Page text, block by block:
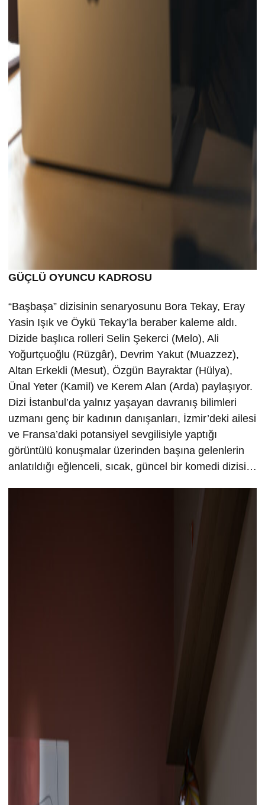
GÜÇLÜ OYUNCU KADROSU
“Başbaşa” dizisinin senaryosunu Bora Tekay, Eray
Yasin Işık ve Öykü Tekay’la beraber kaleme aldı.
Dizide başlıca rolleri Selin Şekerci (Melo), Ali
Yoğurtçuoğlu (Rüzgâr), Devrim Yakut (Muazzez),
Altan Erkekli (Mesut), Özgün Bayraktar (Hülya),
Ünal Yeter (Kamil) ve Kerem Alan (Arda) paylaşıyor.
Dizi İstanbul’da yalnız yaşayan davranış bilimleri
uzmanı genç bir kadının danışanları, İzmir’deki ailesi
ve Fransa’daki potansiyel sevgilisiyle yaptığı
görüntülü konuşmalar üzerinden başına gelenlerin
anlatıldığı eğlenceli, sıcak, güncel bir komedi dizisi…